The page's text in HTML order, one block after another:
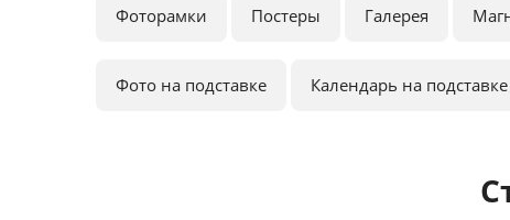
Фоторамки Постеры Галерея
Фото на подставке Календарь на подставке